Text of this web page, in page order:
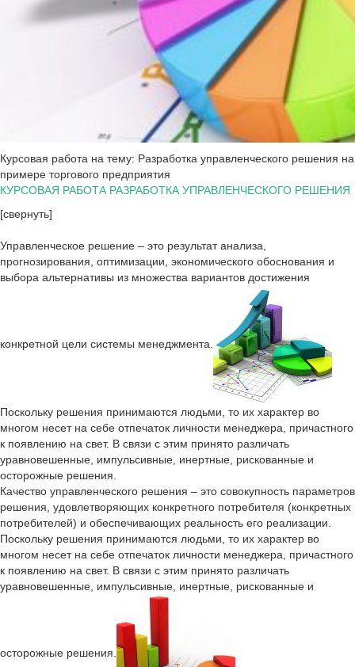
Курсовая работа на тему: Разработка управленческого решения на
примере торгового предприятия
КУРСОВАЯ РАБОТА РАЗРАБОТКА УПРАВЛЕНЧЕСКОГО РЕШЕНИЯ
[свернуть]
Управленческое решение – это результат анализа,
прогнозирования, оптимизации, экономического обоснования и
выбора альтернативы из множества вариантов достижения
конкретной цели системы менеджмента.
Поскольку решения принимаются людьми, то их характер во
многом несет на себе отпечаток личности менеджера, причастного
к появлению на свет. В связи с этим принято различать
уравновешенные, импульсивные, инертные, рискованные и
осторожные решения.
Качество управленческого решения – это совокупность параметров
решения, удовлетворяющих конкретного потребителя (конкретных
потребителей) и обеспечивающих реальность его реализации.
Поскольку решения принимаются людьми, то их характер во
многом несет на себе отпечаток личности менеджера, причастного
к появлению на свет. В связи с этим принято различать
уравновешенные, импульсивные, инертные, рискованные и
осторожные решения.